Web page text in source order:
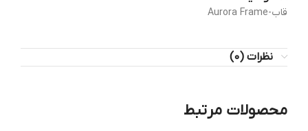
قاب-Aurora Frame
نظرات (0)
محصولات مرتبط